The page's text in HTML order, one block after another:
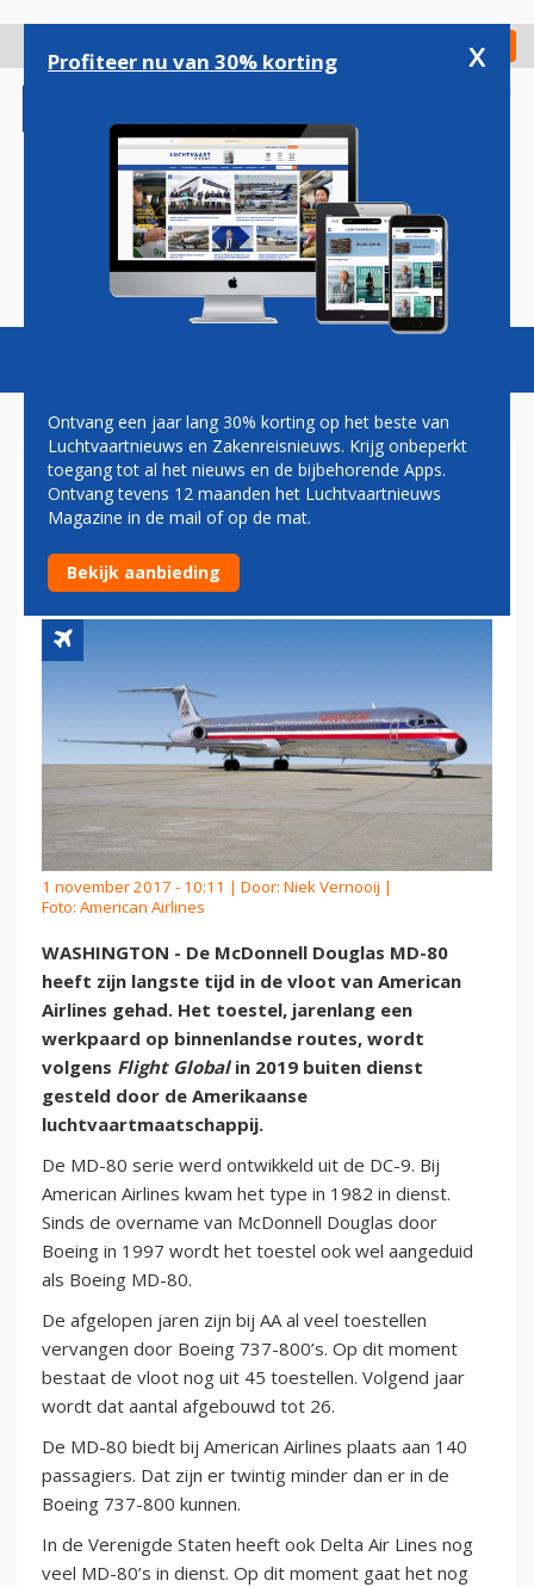
gaan
Check in
Magazine Podcasts Vacatures
AMERICAN AIRLINES NEEMT
IN 2019 AFSCHEID VAN MD-
80
1 november 2017 - 10:11 | Door: Niek Vernooij |
Foto: American Airlines
WASHINGTON - De McDonnell Douglas MD-80
heeft zijn langste tijd in de vloot van American
Airlines gehad. Het toestel, jarenlang een
werkpaard op binnenlandse routes, wordt
volgens Flight Globalin 2019 buiten dienst
gesteld door de Amerikaanse
luchtvaartmaatschappij.
De MD-80 serie werd ontwikkeld uit de DC-9. Bij
American Airlines kwam het type in 1982 in dienst.
Sinds de overname van McDonnell Douglas door
Boeing in 1997 wordt het toestel ook wel aangeduid
als Boeing MD-80.
De afgelopen jaren zijn bij AA al veel toestellen
vervangen door Boeing 737-800’s. Op dit moment
bestaat de vloot nog uit 45 toestellen. Volgend jaar
wordt dat aantal afgebouwd tot 26.
De MD-80 biedt bij American Airlines plaats aan 140
passagiers. Dat zijn er twintig minder dan er in de
Boeing 737-800 kunnen.
In de Verenigde Staten heeft ook Delta Air Lines nog
veel MD-80’s in dienst. Op dit moment gaat het nog
Profiteer nu van 30% korting x
Ontvang een jaar lang 30% korting op het beste van
Luchtvaartnieuws en Zakenreisnieuws. Krijg onbeperkt
toegang tot al het nieuws en de bijbehorende Apps.
Ontvang tevens 12 maanden het Luchtvaartnieuws
Magazine in de mail of op de mat.
Bekijk aanbieding